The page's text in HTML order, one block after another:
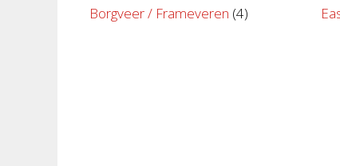
Borgveer / Frameveren (4)